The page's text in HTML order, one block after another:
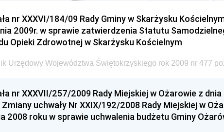
nr XXXVI/184/09 Rady Gminy w Skarżysku
2009r. w sprawie zatwierdzenia Statutu
Opieki Zdrowotnej w Skarżysku Kościelnym
Urzędowy Województwa Świętokrzyskiego rok 2009 nr 477
nr XXXVII/257/2009 Rady Miejskiej w Ożarowie z
Zmiany uchwały Nr XXIX/192/2008 Rady Miejskiej w
2008 roku w sprawie uchwalenia budżetu Gminy